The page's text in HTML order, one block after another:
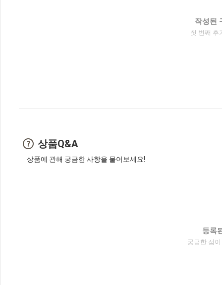
작성된
첫 번째 후
상품Q&A
상품에 관해 궁금한 사항을 물어보세요!
등록
궁금한 점